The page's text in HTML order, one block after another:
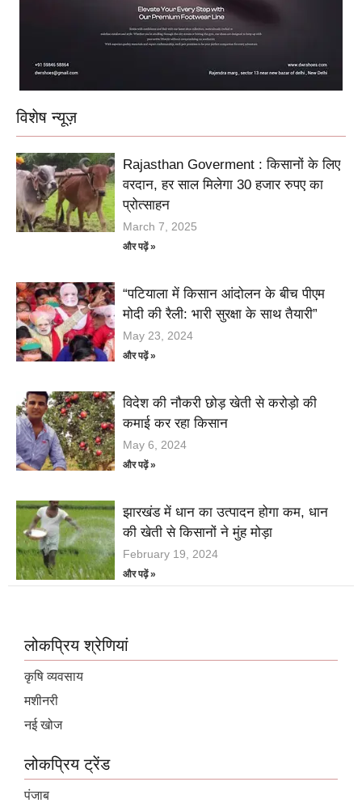
विशेष न्यूज़
Rajasthan Goverment : किसानों के लिए
वरदान, हर साल मिलेगा 30 हजार रुपए का
प्रोत्साहन
March 7, 2025
और पढ़ें »
“पटियाला में किसान आंदोलन के बीच पीएम
मोदी की रैली: भारी सुरक्षा के साथ तैयारी”
May 23, 2024
और पढ़ें »
विदेश की नौकरी छोड़ खेती से करोड़ो की
कमाई कर रहा किसान
May 6, 2024
और पढ़ें »
झारखंड में धान का उत्पादन होगा कम, धान
की खेती से किसानों ने मुंह मोड़ा
February 19, 2024
और पढ़ें »
लोकप्रिय श्रेणियां
कृषि व्यवसाय
मशीनरी
नई खोज
लोकप्रिय ट्रेंड
पंजाब